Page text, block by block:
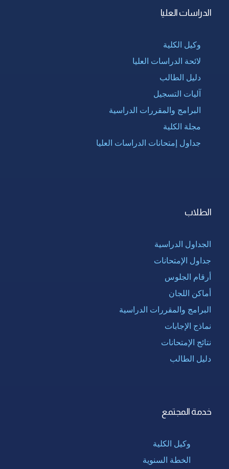
الدراسات العليا
وكيل الكلية
لائحة الدراسات العليا
دليل الطالب
آليات التسجيل
البرامج والمقررات الدراسية
مجلة الكلية
جداول إمتحانات الدراسات العليا
الطلاب
الجداول الدراسية
جداول الإمتحانات
أرقام الجلوس
أماكن اللجان
البرامج والمقررات الدراسية
نماذج الإجابات
نتائج الإمتحانات
دليل الطالب
خدمة المجتمع
وكيل الكلية
الخطة السنوية